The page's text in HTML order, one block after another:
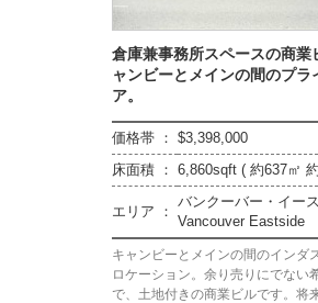
倉庫兼事務所スペースの商業
ャンビーとメインの間のプラ
ア。
価格帯 ： $3,398,000
床面積 ： 6,860sqft ( 約637㎡
エリア ：
バンクーバー・イー
Vancouver Eastside
キャンビーとメインの間のインダ
ロケーション。余り売りにでない
で、土地付きの商業ビルです。将